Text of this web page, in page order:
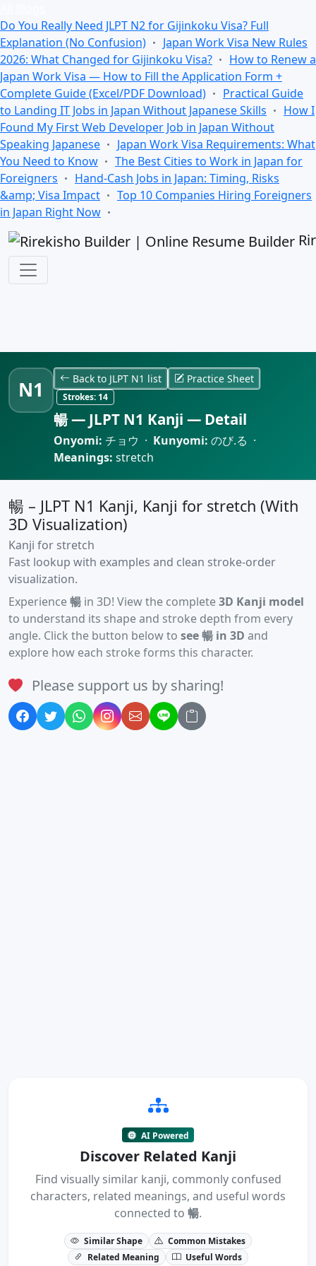
Do You Really Need JLPT N2 for Gijinkoku Visa? Full
Explanation (No Confusion)
Japan Work Visa New Rules
2026: What Changed for Gijinkoku Visa?
How to Renew a
Japan Work Visa — How to Fill the Application Form +
Complete Guide (Excel/PDF Download)
Practical Guide
to Landing IT Jobs in Japan Without Japanese Skills
How I
Found My First Web Developer Job in Japan Without
Speaking Japanese
Japan Work Visa Requirements: What
You Need to Know
The Best Cities to Work in Japan for
Foreigners
Hand-Cash Jobs in Japan: Timing, Risks
&amp; Visa Impact
Top 10 Companies Hiring Foreigners
in Japan Right Now
N1 Back to JLPT N1 list Practice Sheet
Strokes:14
暢 — JLPT N1 Kanji — Detail
Onyomi: チョウ · Kunyomi: のび.る ·
Meanings: stretch
暢 – JLPT N1 Kanji, Kanji for stretch (With
3D Visualization)
Kanji for stretch
Fast lookup with examples and clean stroke-order
visualization.
Experience暢 in 3D! View the complete3D Kanji model
to understand its shape and stroke depth from every
angle. Click the button below to see 暢 in 3D and
explore how each stroke forms this character.
Please support us by sharing!
AI Powered
Discover Related Kanji
Find visually similar kanji, commonly confused
characters, related meanings, and useful words
connected to 暢.
Similar Shape
Common Mistakes
Related Meaning
Useful Words